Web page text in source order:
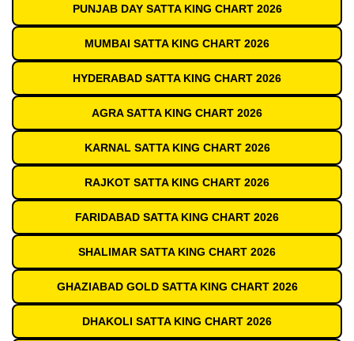
PUNJAB DAY SATTA KING CHART 2026
MUMBAI SATTA KING CHART 2026
HYDERABAD SATTA KING CHART 2026
AGRA SATTA KING CHART 2026
KARNAL SATTA KING CHART 2026
RAJKOT SATTA KING CHART 2026
FARIDABAD SATTA KING CHART 2026
SHALIMAR SATTA KING CHART 2026
GHAZIABAD GOLD SATTA KING CHART 2026
DHAKOLI SATTA KING CHART 2026